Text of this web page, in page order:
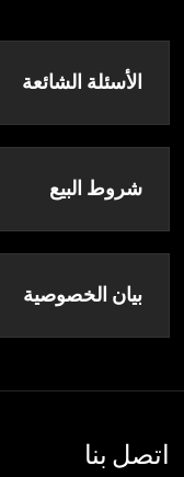
الأسئلة الشائعة
شروط البيع
بيان الخصوصية
اتصل بنا